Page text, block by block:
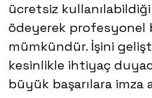
ücretsiz
ödeyerek profesyonel
mümkündür. İşini
kesinlikle ihtiyaç
büyük başarılara